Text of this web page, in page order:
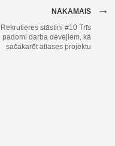
NĀKAMAIS →
Rekrutieres stāstiņi #10 Trīs
padomi darba devējiem, kā
sačakarēt atlases projektu